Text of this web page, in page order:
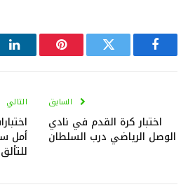
فيسبوك تويتر بينتيريست
السابق
اختبار كرة القدم في نادي
الوصل الرياضي درب السلطان
التالي
أمل